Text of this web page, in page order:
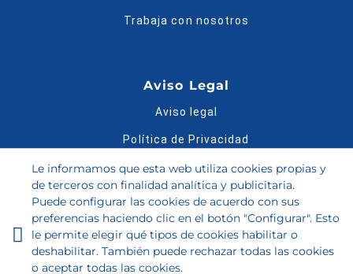
Trabaja con nosotros
Aviso Legal
Aviso legal
Política de Privacidad
Política de Cookies
Condiciones de compra
Bases legales del Sorteo
Guía de tallas
Le informamos que esta web utiliza cookies propias y
de terceros con finalidad analítica y publicitaria.
Puede configurar las cookies de acuerdo con sus
preferencias haciendo clic en el botón "Configurar". Esto
le permite elegir qué tipos de cookies habilitar o
deshabilitar. También puede rechazar todas las cookies
o aceptar todas las cookies.